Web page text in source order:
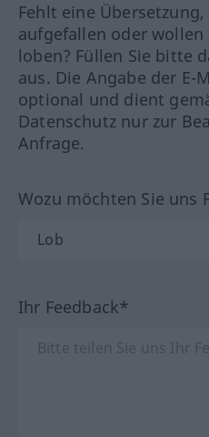
Fehlt eine
aufgefallen oder wollen
loben? Füllen Sie bitte
aus. Die Angabe der E-
optional und dient
Datenschutz nur zur
Anfrage.
Wozu möchten Sie uns
Ihr Feedback*